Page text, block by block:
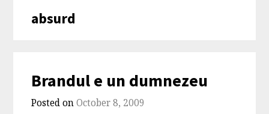
absurd
Brandul e un dumnezeu
Posted onOctober 8, 2009